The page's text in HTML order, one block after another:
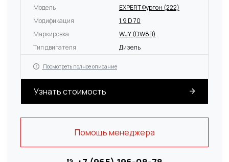
Модель
EXPERT Фургон (222)
Модификация
1.9 D 70
Маркировка
WJY (DW8B)
Тип двигателя
Дизель
Посмотреть полное описание
Узнать стоимость
Помощь менеджера